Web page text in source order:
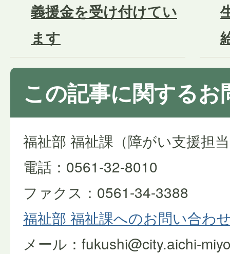
義援金を受け付けてい
ます
この記事に関するお
福祉部 福祉課（障がい支援担
電話：0561-32-8010
ファクス：0561-34-3388
福祉部 福祉課へのお問い合わ
メール：fukushi@city.aichi-